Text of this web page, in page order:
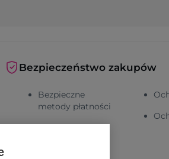
Bezpieczeństwo zakupów
Bezpieczne
metody płatności
Bezpieczna